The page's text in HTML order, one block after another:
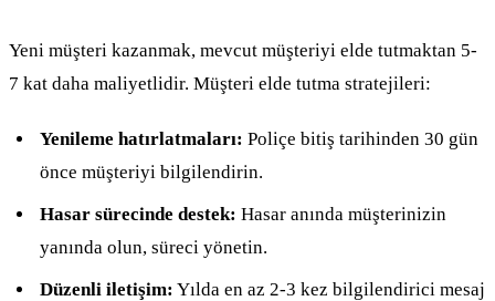
Yeni müşteri kazanmak, mevcut müşteriyi elde tutmaktan 5-
7 kat daha maliyetlidir. Müşteri elde tutma stratejileri:
Yenileme hatırlatmaları: Poliçe bitiş tarihinden 30 gün
önce müşteriyi bilgilendirin.
Hasar sürecinde destek: Hasar anında müşterinizin
yanında olun, süreci yönetin.
Düzenli iletişim: Yılda en az 2-3 kez bilgilendirici mesaj